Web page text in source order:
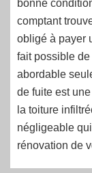
bonne
comptant
obligé à payer
fait possible
abordable
de fuite est
la toiture
négligeable
rénovation de